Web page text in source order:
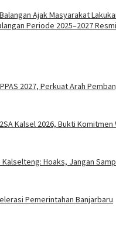
Ajak Masyarakat
Periode 2025–2027
2027, Perkuat Arah
Kalsel 2026, Bukti
Kalselteng: Hoaks, Jangan
Pemerintahan Banjarbaru